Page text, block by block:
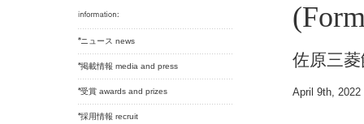
ニュース news
掲載情報 media and press
受賞 awards and prizes
採用情報 recruit
佐原三
April 9th, 2022